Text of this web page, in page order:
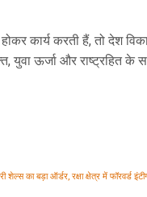
कार्य करती हैं, तो देश
युवा ऊर्जा और राष्ट्रहित के